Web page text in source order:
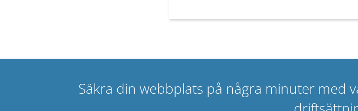
Säkra din webbplats på några minuter med